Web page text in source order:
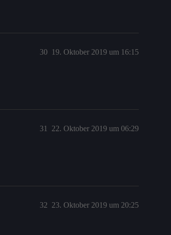
19. Oktober 2019 um 16:15
30
22. Oktober 2019 um 06:29
31
23. Oktober 2019 um 20:25
32